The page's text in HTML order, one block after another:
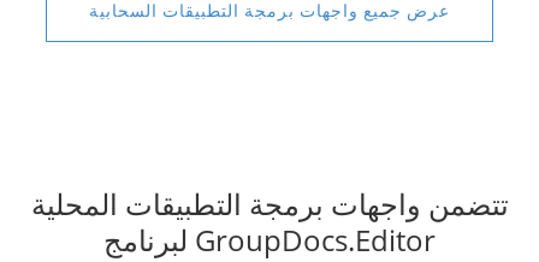
عرض جميع واجهات برمجة التطبيقات السحابية
تتضمن واجهات برمجة التطبيقات المحلية
لبرنامج GroupDocs.Editor